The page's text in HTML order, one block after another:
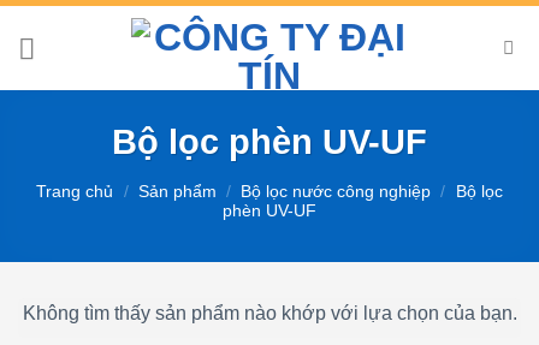
đến
Bộ lọc phèn UV-UF
Trang chủ / Sản phẩm / Bộ lọc nước công nghiệp /
Bộ lọc
phèn UV-UF
Không tìm thấy sản phẩm nào khớp với lựa chọn của bạn.